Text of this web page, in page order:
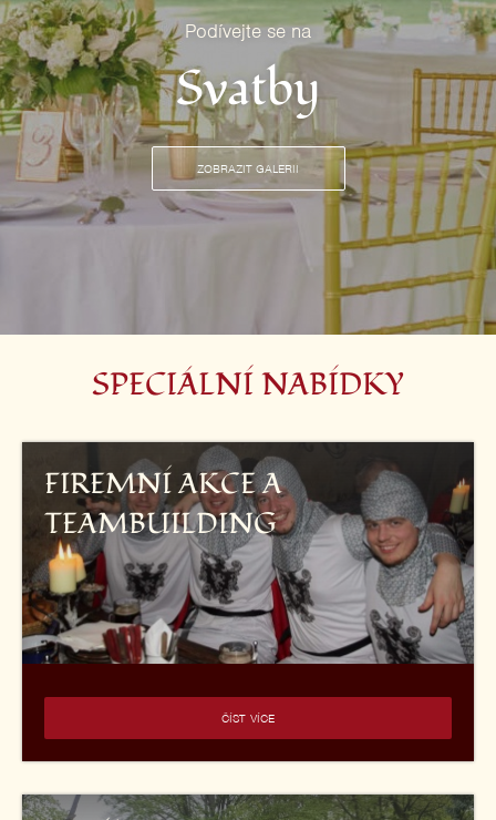
Podívejte se na
Svatby
ZOBRAZIT GALERII
SPECIÁLNÍ NABÍDKY
FIREMNÍ AKCE A
TEAMBUILDING
ČÍST VÍCE